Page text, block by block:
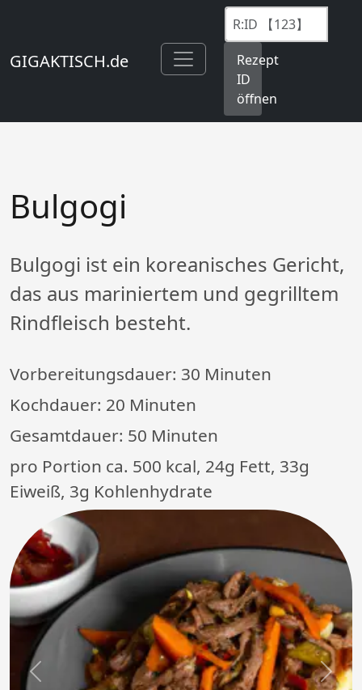
GIGAKTISCH.de
Rezept
ID
öffnen
Bulgogi
Bulgogi ist ein koreanisches Gericht,
das aus mariniertem und gegrilltem
Rindfleisch besteht.
Vorbereitungsdauer: 30 Minuten
Kochdauer: 20 Minuten
Gesamtdauer: 50 Minuten
pro Portion ca. 500 kcal, 24g Fett, 33g
Eiweiß, 3g Kohlenhydrate
Previous Next